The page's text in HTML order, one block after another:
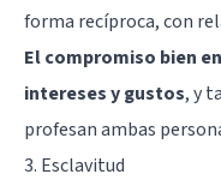
forma recíproca, con
El compromiso bien
intereses y gustos, y
profesan ambas
3. Esclavitud